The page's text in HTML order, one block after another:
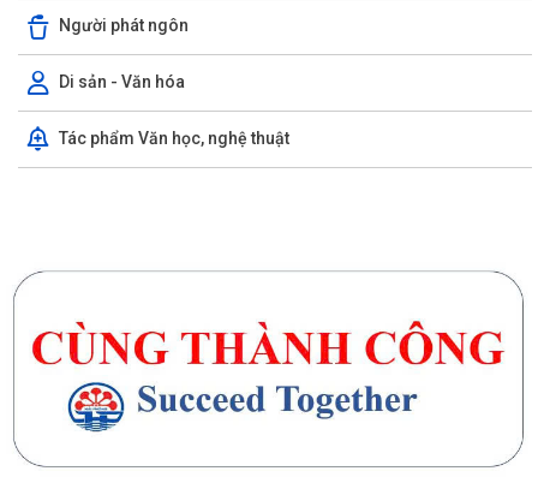
Người phát ngôn
Di sản - Văn hóa
Tác phẩm Văn học, nghệ thuật
Cụm thi đua số 10 (thuộc Ủy ban MTTQ Việt Nam thành phố) sơ kết
công tác mặt trận 6 tháng đầu năm...
Triển khai kiểm đếm, xác nhận tài sản phục vụ giải phóng mặt bằng
các dự án trọng điểm